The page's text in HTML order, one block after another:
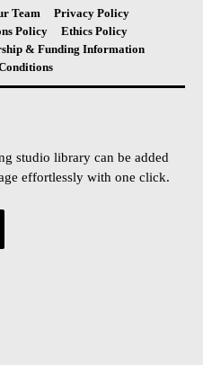
Team
Privacy Policy
Policy
Ethics Policy
& Funding Information
studio library can be added
effortlessly with one click.